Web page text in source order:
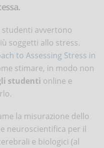
studenti avvertono
soggetti allo stress.
to Assessing Stress in
stimare, in modo non
studenti online e
la misurazione dello
neuroscientifica per il
e biologici (al